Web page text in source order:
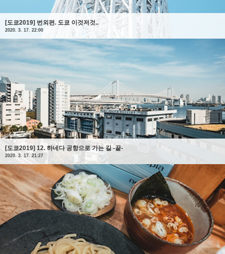
[도쿄2019] 번외편. 도쿄 이것저것..
2020. 3. 17. 22:00
[도쿄2019] 12. 하네다 공항으로 가는 길 -끝-
2020. 3. 17. 21:27